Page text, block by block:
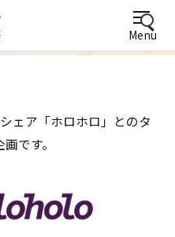
Menu
ェア「ホロホロ」とのタ
です。